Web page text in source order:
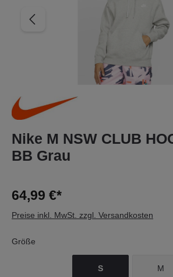
Nike M NSW CLUB
BB Grau
64,99 €*
Preise inkl. MwSt. zzgl. Versandkosten
Größe
S M